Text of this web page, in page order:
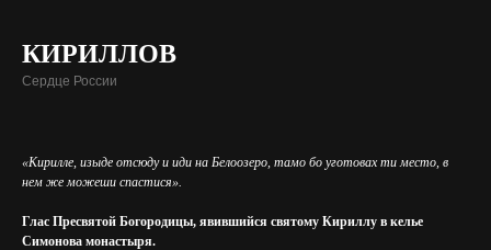
КИРИЛЛОВ
Сердце России
«Кирилле, изыде отсюду и иди на Белоозеро, тамо бо уготовах ти место, в
нем же можеши спастися».
Глас Пресвятой Богородицы, явившийся святому Кириллу в келье
Симонова монастыря.